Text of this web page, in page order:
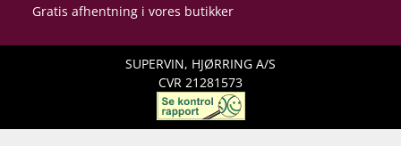
Gratis afhentning i vores butikker
SUPERVIN, HJØRRING A/S
CVR 21281573